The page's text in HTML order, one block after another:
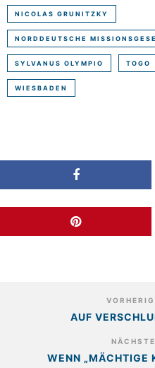
NICOLAS GRUNITZKY
NORDDEUTSCHE
SYLVANUS OLYMPIO TOGO
WIESBADEN
AUF
WENN „MÄCHTIGE